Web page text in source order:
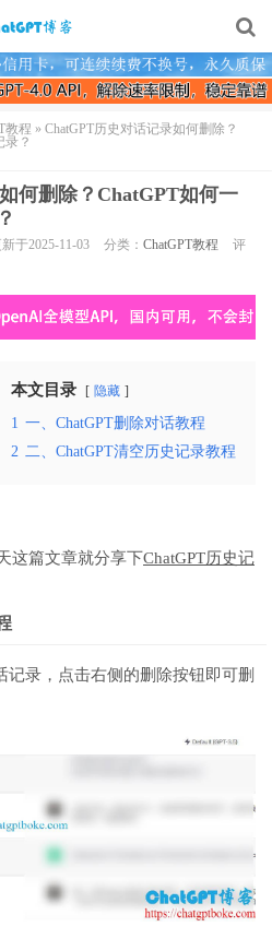
教程 » ChatGPT历史对话记录如何删除？
录？
何删除？ChatGPT如何一
于2025-11-03 分类： ChatGPT教程
评
本文目录 隐藏
1 一、ChatGPT删除对话教程
2 二、ChatGPT清空历史记录教程
这篇文章就分享下ChatGPT历史记
记录，点击右侧的删除按钮即可删